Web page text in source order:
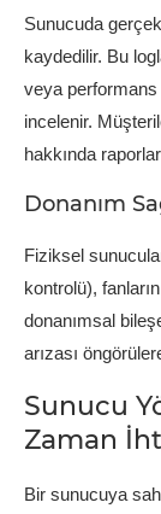
Sunucuda
kaydedilir. Bu
veya performans
incelenir.
hakkında
Donanım
Fiziksel
kontrolü),
donanımsal
arızası
Sunucu
Zaman
Bir sunucuya